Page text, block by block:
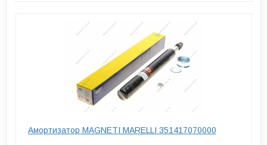
Амортизатор MAGNETI MARELLI 351417070000